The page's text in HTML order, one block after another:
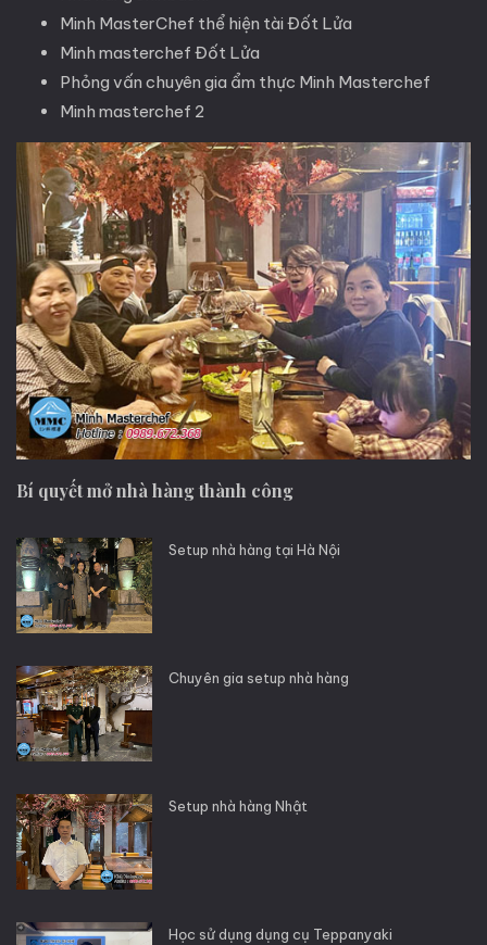
Minh MasterChef thể hiện tài Đốt Lửa
Minh masterchef Đốt Lửa
Phỏng vấn chuyên gia ẩm thực Minh Masterchef
Minh masterchef 2
Bí quyết mở nhà hàng thành công
Setup nhà hàng tại Hà Nội
Chuyên gia setup nhà hàng
Setup nhà hàng Nhật
Học sử dụng dụng cụ Teppanyaki